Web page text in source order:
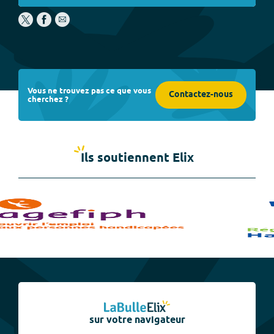
Vous ne trouvez pas ce que vous
cherchez ? Contactez-nous
Ils soutiennent Elix
sur votre navigateur